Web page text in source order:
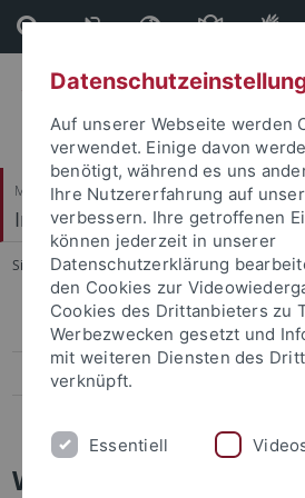
Direkt
zum
Inhalt
Direkt
zur
Fußleiste
Mathematisch-Naturwissenschaftliche Fakultät
Institut für Theoretische Physik
Sie sind hier: Startseite ... Weitere
Thomas Gutsche
Heidi Rzehak
Weitere
Auf unserer Webseite werden
verwendet. Einige davon
benötigt, während es uns
Ihre Nutzererfahrung auf
verbessern. Ihre getroffenen
können jederzeit in unserer
Datenschutzerklärung
den Cookies zur
Cookies des Drittanbieters zu
Werbezwecken gesetzt und
mit weiteren Diensten des
verknüpft.
Essentiell